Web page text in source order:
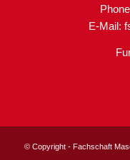
E-Mail:
© Copyright - Fachschaft